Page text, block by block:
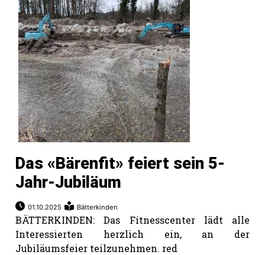
Das «Bärenfit» feiert sein 5-
Jahr-Jubiläum
01.10.2025 Bätterkinden
BÄTTERKINDEN: Das Fitnesscenter lädt alle
Interessierten herzlich ein, an der
Jubiläumsfeier teilzunehmen. red